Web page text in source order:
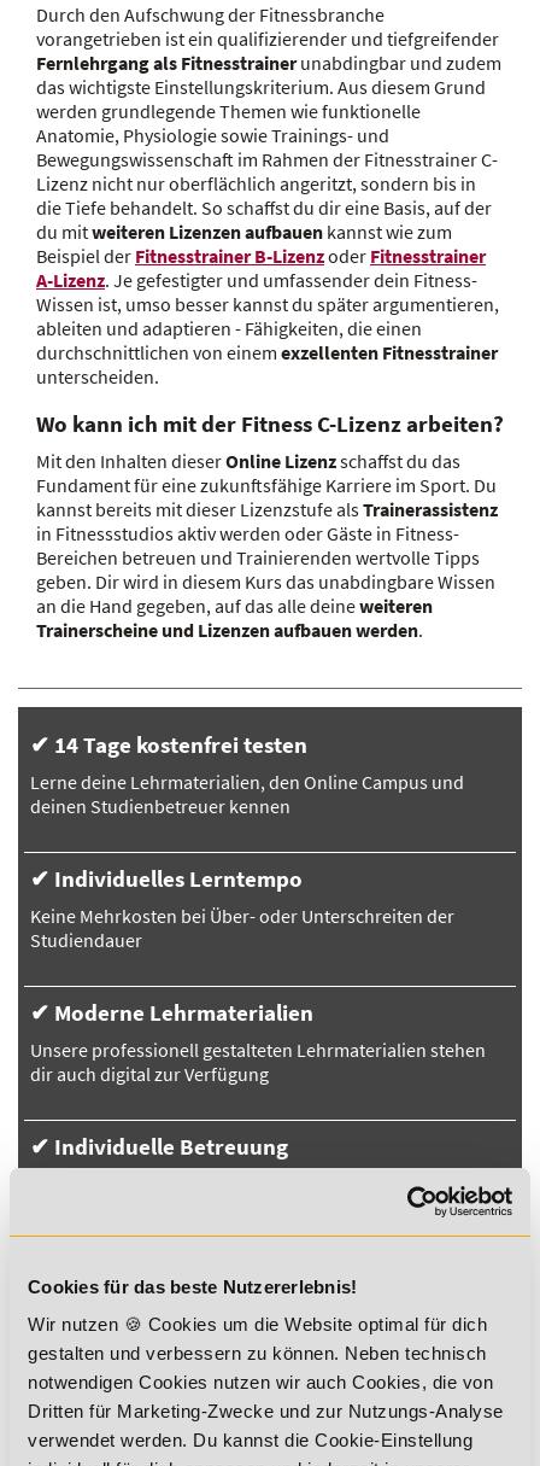
Cookies für das beste Nutzererlebnis!
Wir nutzen 🍪 Cookies um die Website optimal für dich
gestalten und verbessern zu können. Neben technisch
notwendigen Cookies nutzen wir auch Cookies, die von
Dritten für Marketing-Zwecke und zur Nutzungs-Analyse
verwendet werden. Du kannst die Cookie-Einstellung
Durch den Aufschwung der Fitnessbranche
vorangetrieben ist ein qualifizierender und tiefgreifender
Fernlehrgang als Fitnesstrainerunabdingbar und zudem
das wichtigste Einstellungskriterium. Aus diesem Grund
werden grundlegende Themen wie funktionelle
Anatomie, Physiologie sowie Trainings- und
Bewegungswissenschaft im Rahmen der Fitnesstrainer C-
Lizenz nicht nur oberflächlich angeritzt, sondern bis in
die Tiefe behandelt. So schaffst du dir eine Basis, auf der
du mitweiteren Lizenzen aufbauen kannst wie zum
Beispiel der Fitnesstrainer B-Lizenzoder Fitnesstrainer
A-Lizenz. Je gefestigter und umfassender dein Fitness-
Wissen ist, umso besser kannst du später argumentieren,
ableiten und adaptieren - Fähigkeiten, die einen
durchschnittlichen von einem exzellenten Fitnesstrainer
unterscheiden.
Wo kann ich mit der Fitness C-Lizenz arbeiten?
Mit den Inhalten dieserOnline Lizenzschaffst du das
Fundament für eine zukunftsfähige Karriere im Sport. Du
kannst bereits mit dieser Lizenzstufe alsTrainerassistenz
in Fitnessstudios aktiv werden oder Gäste in Fitness-
Bereichen betreuen und Trainierenden wertvolle Tipps
geben. Dir wird in diesem Kurs das unabdingbare Wissen
an die Hand gegeben, auf das alle deineweiteren
Trainerscheine und Lizenzen aufbauen werden.
✔ 14 Tage kostenfrei testen
Lerne deine Lehrmaterialien, den Online Campus und
deinen Studienbetreuer kennen
✔ Individuelles Lerntempo
Keine Mehrkosten bei Über- oder Unterschreiten der
Studiendauer
✔ Moderne Lehrmaterialien
Unsere professionell gestalteten Lehrmaterialien stehen
dir auch digital zur Verfügung
✔ Individuelle Betreuung
Menschlich, fachlich, technisch – selbstverständlich stehen